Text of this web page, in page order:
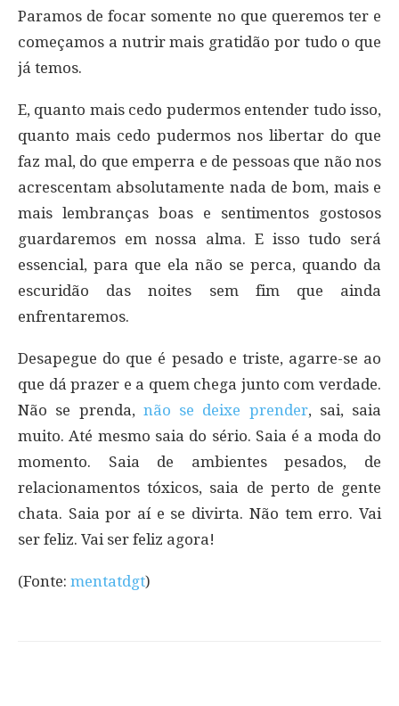
Paramos de focar somente no que queremos ter e
começamos a nutrir mais gratidão por tudo o que
já temos.
E, quanto mais cedo pudermos entender tudo isso,
quanto mais cedo pudermos nos libertar do que
faz mal, do que emperra e de pessoas que não nos
acrescentam absolutamente nada de bom, mais e
mais lembranças boas e sentimentos gostosos
guardaremos em nossa alma. E isso tudo será
essencial, para que ela não se perca, quando da
escuridão das noites sem fim que ainda
enfrentaremos.
Desapegue do que é pesado e triste, agarre-se ao
que dá prazer e a quem chega junto com verdade.
Não se prenda, não se deixe prender, sai, saia
muito. Até mesmo saia do sério. Saia é a moda do
momento. Saia de ambientes pesados, de
relacionamentos tóxicos, saia de perto de gente
chata. Saia por aí e se divirta. Não tem erro. Vai
ser feliz. Vai ser feliz agora!
(Fonte: mentatdgt)